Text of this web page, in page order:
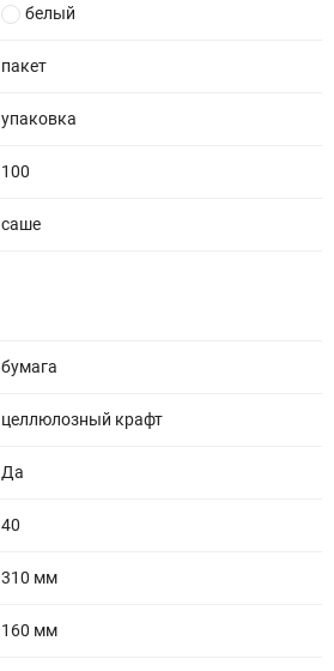
белый
пакет
упаковка
100
саше
бумага
целлюлозный крафт
Да
40
310 мм
160 мм